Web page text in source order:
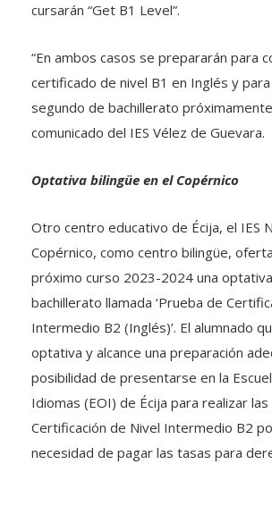
cursarán “Get B1 Level”.
“En ambos casos se prepararán para
certificado de nivel B1 en Inglés y
segundo de bachillerato
comunicado del IES Vélez de Guevara.
Optativa bilingüe en el Copérnico
Otro centro educativo de Écija, el IES
Copérnico, como centro bilingüe,
próximo curso 2023-2024 una
bachillerato llamada ‘Prueba de
Intermedio B2 (Inglés)’. El alumnado
optativa y alcance una preparación
posibilidad de presentarse en la
Idiomas (EOI) de Écija para realizar
Certificación de Nivel Intermedio B2
necesidad de pagar las tasas para